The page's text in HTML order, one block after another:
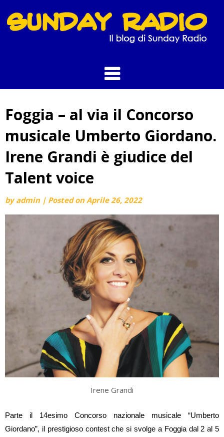
to
content
Foggia – al via il Concorso
musicale Umberto Giordano.
Irene Grandi è giudice del
Talent voice
byadmin | Posted onAprile 26, 2022
Irene Grandi
Parte il 14esimo Concorso nazionale musicale “Umberto
Giordano”, il prestigioso contest che si svolge a Foggia dal 2 al 5